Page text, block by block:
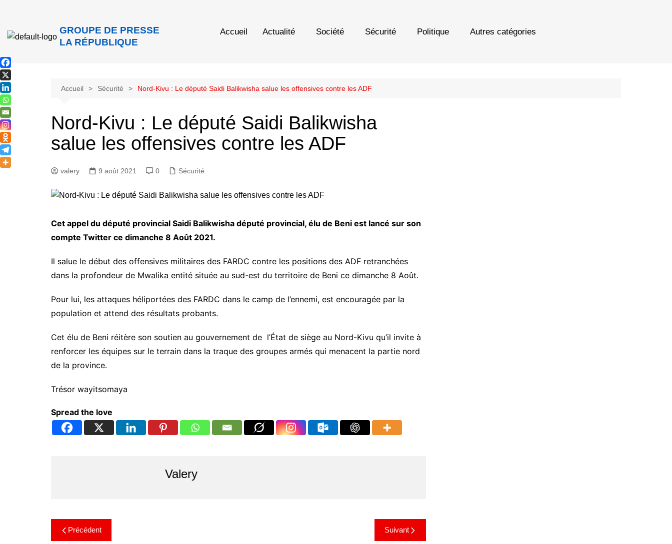
GROUPE DE PRESSE
LA RÉPUBLIQUE
Accueil Actualité Société Sécurité Politique Autres catégories
Accueil Sécurité Nord-Kivu : Le député Saidi Balikwisha salue les offensives contre les ADF
Nord-Kivu : Le député Saidi Balikwisha
salue les offensives contre les ADF
valery 9 août 2021 0 Sécurité
Cet appel du député provincial Saidi Balikwisha député provincial, élu de Beni est lancé sur son
compte Twitter ce dimanche 8 Août 2021.
Il salue le début des offensives militaires des FARDC contre les positions des ADF retranchées
dans la profondeur de Mwalika entité située au sud-est du territoire de Beni ce dimanche 8 Août.
Pour lui, les attaques héliportées des FARDC dans le camp de l’ennemi, est encouragée par la
population et attend des résultats probants.
Cet élu de Beni réitère son soutien au gouvernement de l’État de siège au Nord-Kivu qu’il invite à
renforcer les équipes sur le terrain dans la traque des groupes armés qui menacent la partie nord
de la province.
Trésor wayitsomaya
Spread the love
Valery
Précédent Suivant